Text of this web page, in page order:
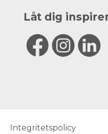
Låt dig
Integritetspolicy